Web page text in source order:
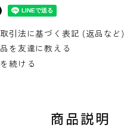
引法に基づく表記 (返品など)
を友達に教える
続ける
商品説明